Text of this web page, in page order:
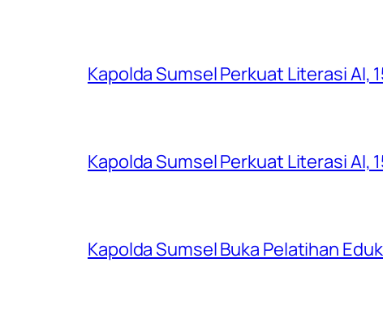
Kapolda Sumsel Perkuat Literasi AI,
Kapolda Sumsel Perkuat Literasi AI,
Kapolda Sumsel Buka Pelatihan